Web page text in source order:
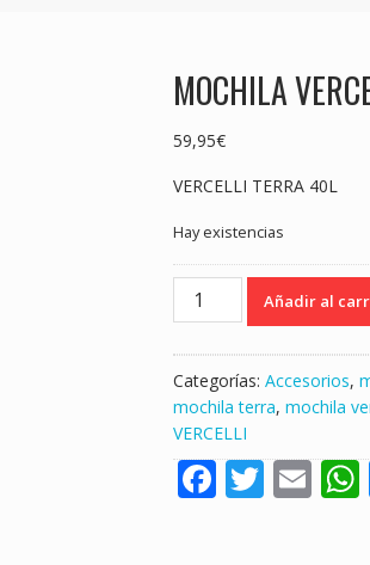
MOCHILA
59,95€
VERCELLI TERRA 40L
Hay existencias
MOCHILA
VERCELLI
LITROS
"SURFCASTING"
cantidad
Añadir al
Categorías: Accesorios,
mochila terra, mochila
VERCELLI
F T E